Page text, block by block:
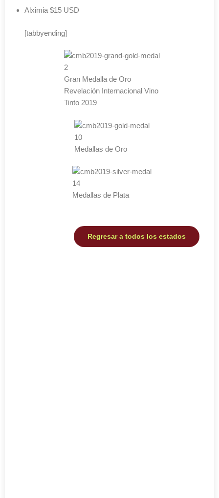
Alximia $15 USD
[tabbyending]
2
Gran Medalla de Oro
Revelación Internacional Vino
Tinto 2019
10
Medallas de Oro
14
Medallas de Plata
Regresar a todos los estados